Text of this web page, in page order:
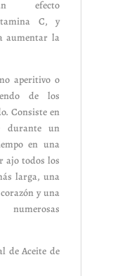
efecto
C, y
aumentar la
aperitivo o
de los
Consiste en
durante un
en una
ajo todos los
larga, una
y una
de Aceite de